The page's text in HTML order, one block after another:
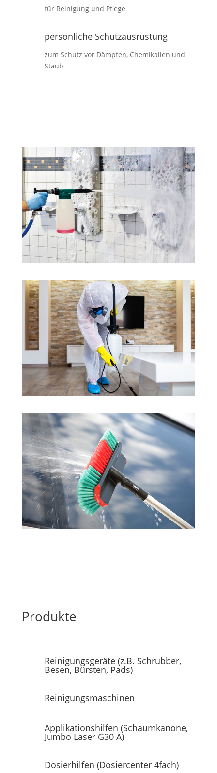
für Reinigung und Pflege
persönliche Schutzausrüstung
zum Schutz vor Dämpfen, Chemikalien und
Staub
Produkte
Reinigungsgeräte (z.B. Schrubber,
Besen, Bürsten, Pads)
Reinigungsmaschinen
Applikationshilfen (Schaumkanone,
Jumbo Laser G30 A)
Dosierhilfen (Dosiercenter 4fach)